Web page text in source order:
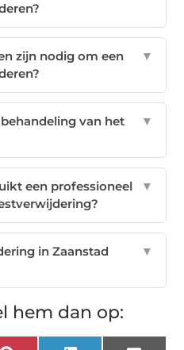
zijn nodig om een
▼
van het
▼
een professioneel
▼
in Zaanstad
▼
hem dan op: